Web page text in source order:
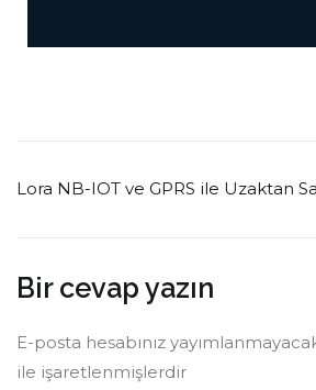
Lora NB-IOT ve GPRS ile Uzaktan
Bir cevap yazın
E-posta hesabınız
ile işaretlenmişlerdir